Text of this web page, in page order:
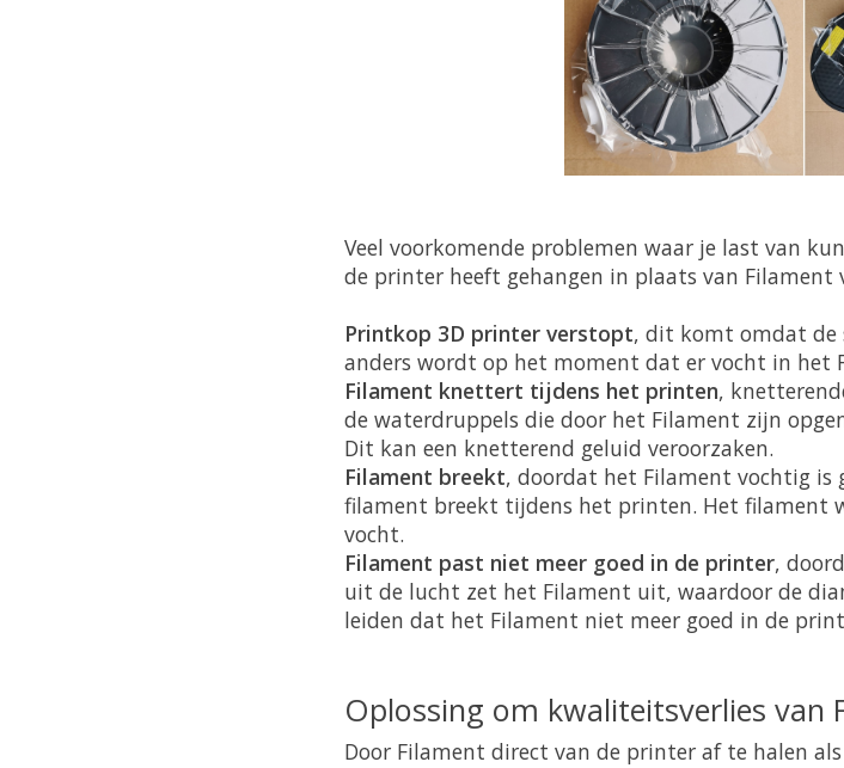
Veel voorkomende problemen waar je last van
de printer heeft gehangen in plaats van Filament
Printkop 3D printer verstopt, dit komt omdat de
anders wordt op het moment dat er vocht in het
Filament knettert tijdens het printen,
de waterdruppels die door het Filament zijn
Dit kan een knetterend geluid veroorzaken.
Filament breekt, doordat het Filament vochtig is
filament breekt tijdens het printen. Het filament
vocht.
Filament past niet meer goed in de printer,
uit de lucht zet het Filament uit, waardoor de
leiden dat het Filament niet meer goed in de
Oplossing om kwaliteitsverlies van
Door Filament direct van de printer af te halen